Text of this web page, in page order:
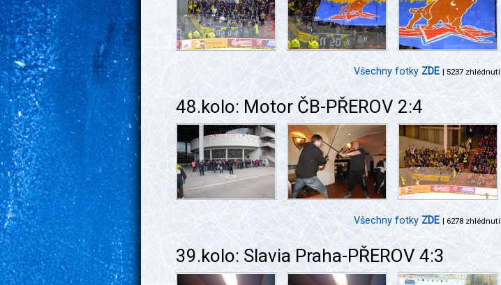
| 5237 zhlédnutí
Všechny fotky ZDE
48.kolo: Motor ČB-PŘEROV 2:4
| 6278 zhlédnutí
Všechny fotky ZDE
39.kolo: Slavia Praha-PŘEROV 4:3